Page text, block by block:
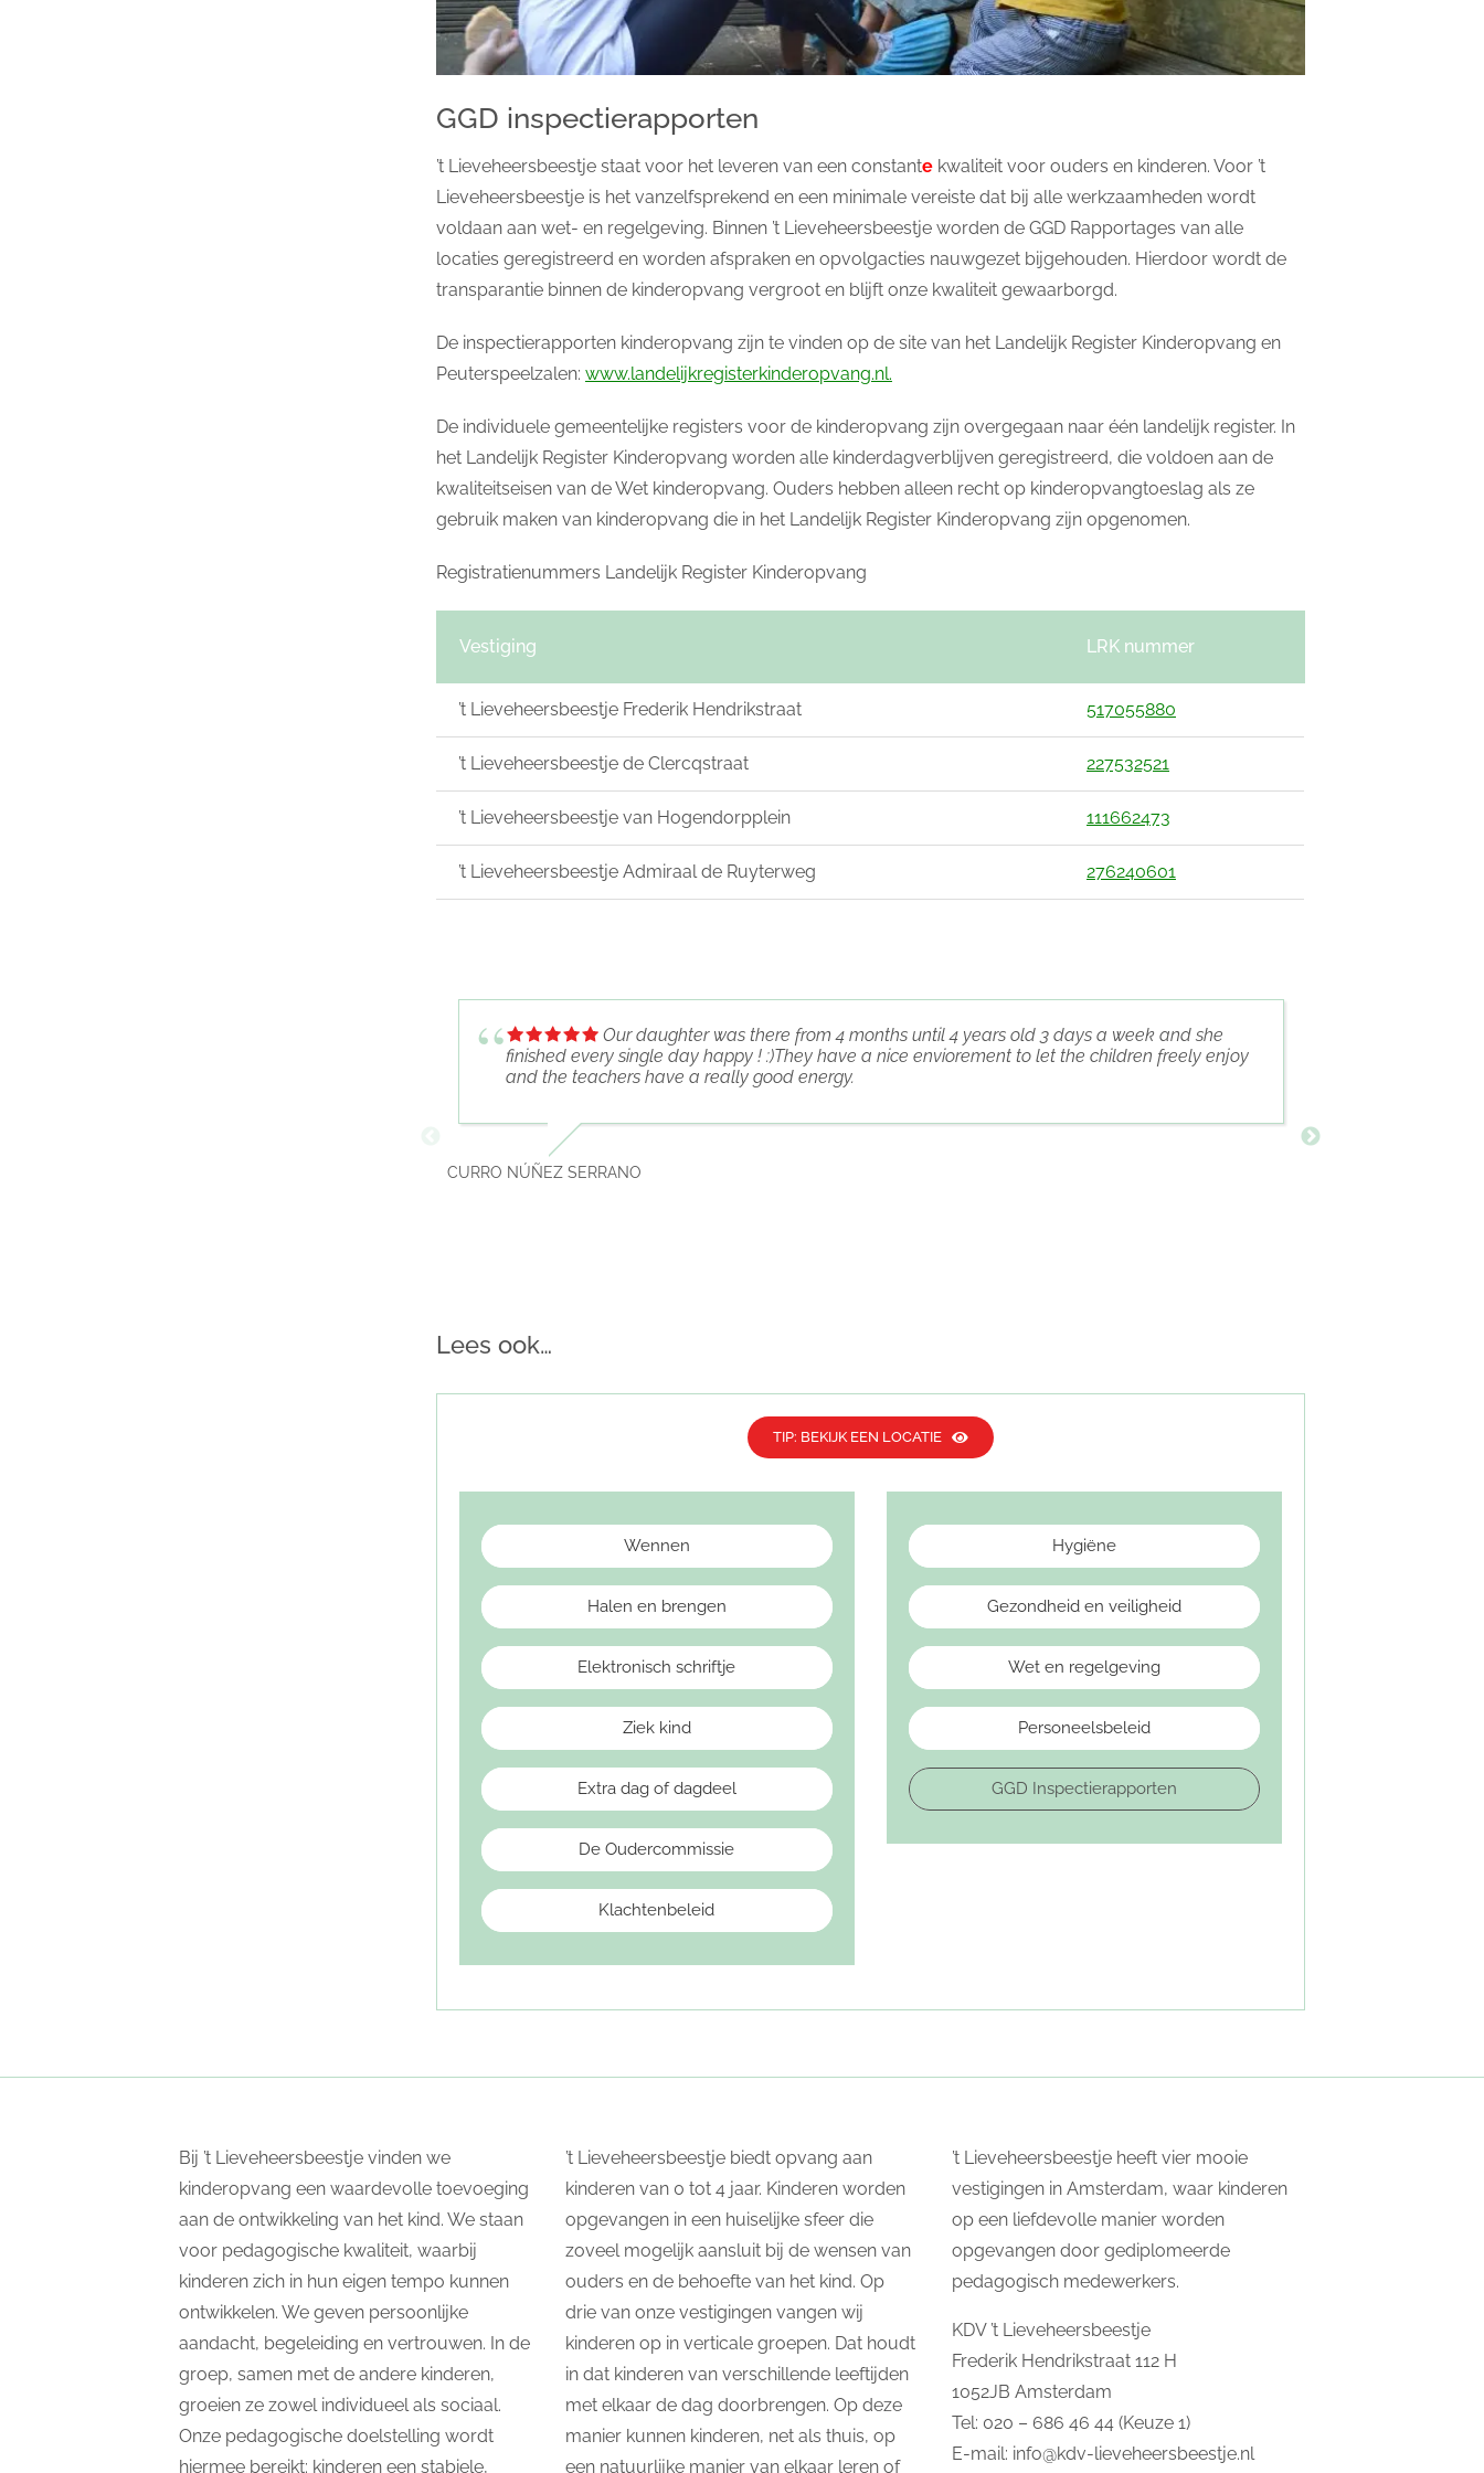
GGD inspectierapporten
’t Lieveheersbeestje staat voor het leveren van een constante kwaliteit voor ouders en kinderen. Voor ’t
Lieveheersbeestje is het vanzelfsprekend en een minimale vereiste dat bij alle werkzaamheden wordt
voldaan aan wet- en regelgeving. Binnen ’t Lieveheersbeestje worden de GGD Rapportages van alle
locaties geregistreerd en worden afspraken en opvolgacties nauwgezet bijgehouden. Hierdoor wordt de
transparantie binnen de kinderopvang vergroot en blijft onze kwaliteit gewaarborgd.
De inspectierapporten kinderopvang zijn te vinden op de site van het Landelijk Register Kinderopvang en
Peuterspeelzalen: www.landelijkregisterkinderopvang.nl.
De individuele gemeentelijke registers voor de kinderopvang zijn overgegaan naar één landelijk register. In
het Landelijk Register Kinderopvang worden alle kinderdagverblijven geregistreerd, die voldoen aan de
kwaliteitseisen van de Wet kinderopvang. Ouders hebben alleen recht op kinderopvangtoeslag als ze
gebruik maken van kinderopvang die in het Landelijk Register Kinderopvang zijn opgenomen.
Registratienummers Landelijk Register Kinderopvang
Vestiging LRK nummer
’t Lieveheersbeestje Frederik Hendrikstraat 517055880
’t Lieveheersbeestje de Clercqstraat 227532521
’t Lieveheersbeestje van Hogendorpplein 111662473
’t Lieveheersbeestje Admiraal de Ruyterweg 276240601
Our daughter was there from 4 months until 4 years old 3 days a week and she
finished every single day happy ! :)They have a nice enviorement to let the children freely enjoy
and the teachers have a really good energy.
CURRO NÚÑEZ SERRANO
Lees ook…
TIP: BEKIJK EEN LOCATIE
Wennen
Halen en brengen
Elektronisch schriftje
Ziek kind
Extra dag of dagdeel
De Oudercommissie
Klachtenbeleid
Hygiëne
Gezondheid en veiligheid
Wet en regelgeving
Personeelsbeleid
GGD Inspectierapporten
Bij ’t Lieveheersbeestje vinden we
kinderopvang een waardevolle toevoeging
aan de ontwikkeling van het kind. We staan
voor pedagogische kwaliteit, waarbij
kinderen zich in hun eigen tempo kunnen
ontwikkelen. We geven persoonlijke
aandacht, begeleiding en vertrouwen. In de
groep, samen met de andere kinderen,
groeien ze zowel individueel als sociaal.
Onze pedagogische doelstelling wordt
hiermee bereikt: kinderen een stabiele,
’t Lieveheersbeestje biedt opvang aan
kinderen van 0 tot 4 jaar. Kinderen worden
opgevangen in een huiselijke sfeer die
zoveel mogelijk aansluit bij de wensen van
ouders en de behoefte van het kind. Op
drie van onze vestigingen vangen wij
kinderen op in verticale groepen. Dat houdt
in dat kinderen van verschillende leeftijden
met elkaar de dag doorbrengen. Op deze
manier kunnen kinderen, net als thuis, op
een natuurlijke manier van elkaar leren of
’t Lieveheersbeestje heeft vier mooie
vestigingen in Amsterdam, waar kinderen
op een liefdevolle manier worden
opgevangen door gediplomeerde
pedagogisch medewerkers.
KDV ’t Lieveheersbeestje
Frederik Hendrikstraat 112 H
1052JB Amsterdam
Tel: 020 – 686 46 44 (Keuze 1)
E-mail: info@kdv-lieveheersbeestje.nl